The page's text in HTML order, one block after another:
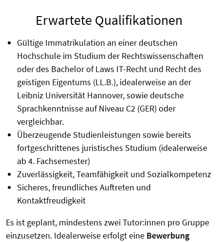
Erwartete Qualifikationen
Gültige Immatrikulation an einer deutschen
Hochschule im Studium der Rechtswissenschaften
oder des Bachelor of Laws IT-Recht und Recht des
geistigen Eigentums (LL.B.), idealerweise an der
Leibniz Universität Hannover, sowie deutsche
Sprachkenntnisse auf Niveau C2 (GER) oder
vergleichbar.
Überzeugende Studienleistungen sowie bereits
fortgeschrittenes juristisches Studium (idealerweise
ab 4. Fachsemester)
Zuverlässigkeit, Teamfähigkeit und Sozialkompetenz
Sicheres, freundliches Auftreten und
Kontaktfreudigkeit
Es ist geplant, mindestens zwei Tutor:innen pro Gruppe
einzusetzen. Idealerweise erfolgt eine Bewerbung